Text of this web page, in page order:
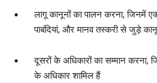
लागू कानूनों का पालन करना, जिनमें
पाबंदियां, और मानव तस्करी से जुड़े
दूसरों के अधिकारों का सम्मान करना,
के अधिकार शामिल हैं